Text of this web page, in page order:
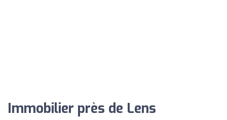
Immobilier près de Lens